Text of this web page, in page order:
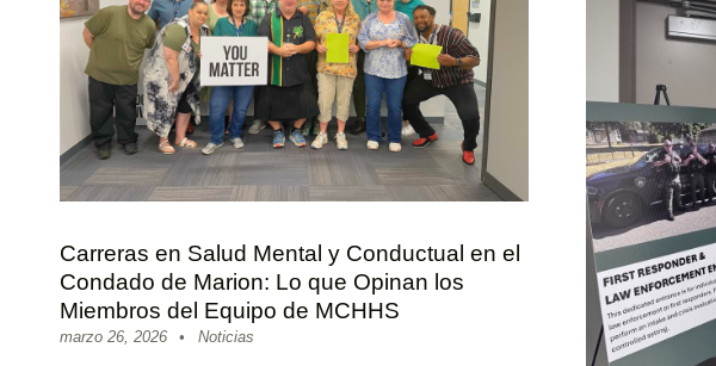
Carreras en Salud Mental y Conductual en el
Condado de Marion: Lo que Opinan los
Miembros del Equipo de MCHHS
marzo 26, 2026 Written by:
sitemanager
Categorized in:
Noticias